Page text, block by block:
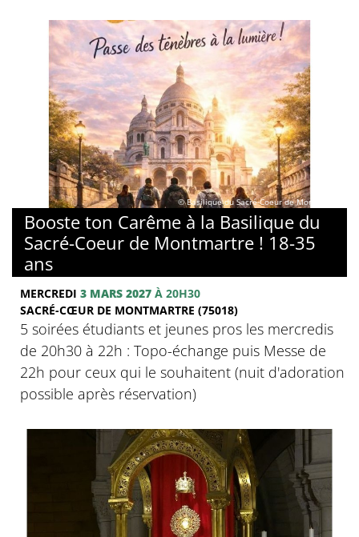
© Basilique du Sacré-Coeur de Montmartre
Booste ton Carême à la Basilique du
Sacré-Coeur de Montmartre ! 18-35
ans
MERCREDI 3 MARS 2027 À 20H30
SACRÉ-CŒUR DE MONTMARTRE (75018)
5 soirées étudiants et jeunes pros les mercredis
de 20h30 à 22h : Topo-échange puis Messe de
22h pour ceux qui le souhaitent (nuit d'adoration
possible après réservation)